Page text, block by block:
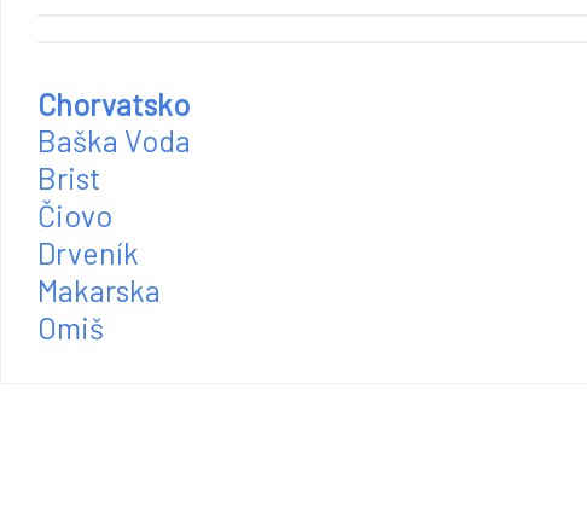
Chorvatsko
Baška Voda
Brist
Čiovo
Drveník
Makarska
Omiš